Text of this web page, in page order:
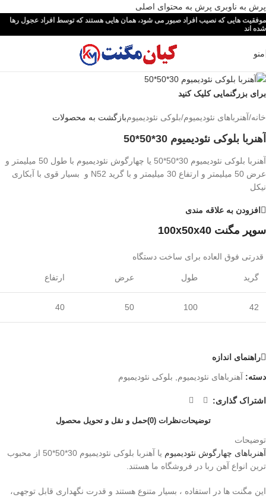
پرش به ناوبری پرش به محتوای اصلی
موفقیت هایی که نصیب افراد صبور می شود، همان هایی هستند که توسط افراد عجول رها
شده اند
منو
برای بزرگنمایی کلیک کنید
خانه/آهنرباهای نئودیمیوم/بلوکی نئودیمیومبازگشت به محصولات
آهنربا بلوکی نئودیمیوم 30*50*50
آهنربا بلوکی نئودیمیوم 30*50*50 یا چهارگوش نئودیمیوم با طول 50 میلیمتر و
عرض 50 میلیمتر و ارتفاع 30 میلیمتر و با گرید N52 و بسیار قوی با آبکاری
نیکل
افزودن به علاقه مندی
سوپر مگنت 100x50x40
قدرتی فوق العاده برای ساخت دستگاه
گرید طول عرض ارتفاع
42
100
50
40
راهنمای اندازه
دسته: آهنرباهای نئودیمیوم, بلوکی نئودیمیوم
اشتراک گذاری:
توضیحاتنظرات (0) حمل و نقل و تحویل محصول
توضیحات
آهنرباهای چهارگوش نئودیمیوم
یا آهنربا بلوکی نئودیمیوم 30*50*50 از محبوب
ترین انواع آهن ربا در فروشگاه ما هستند.
این مگنت ها در استفاده ، بسیار متنوع هستند و قدرت نگهداری قابل توجهی،